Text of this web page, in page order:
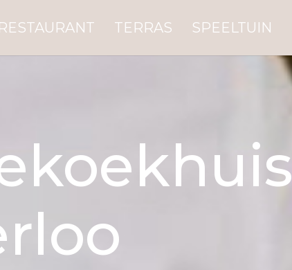
RESTAURANT TERRAS SPEELTUIN